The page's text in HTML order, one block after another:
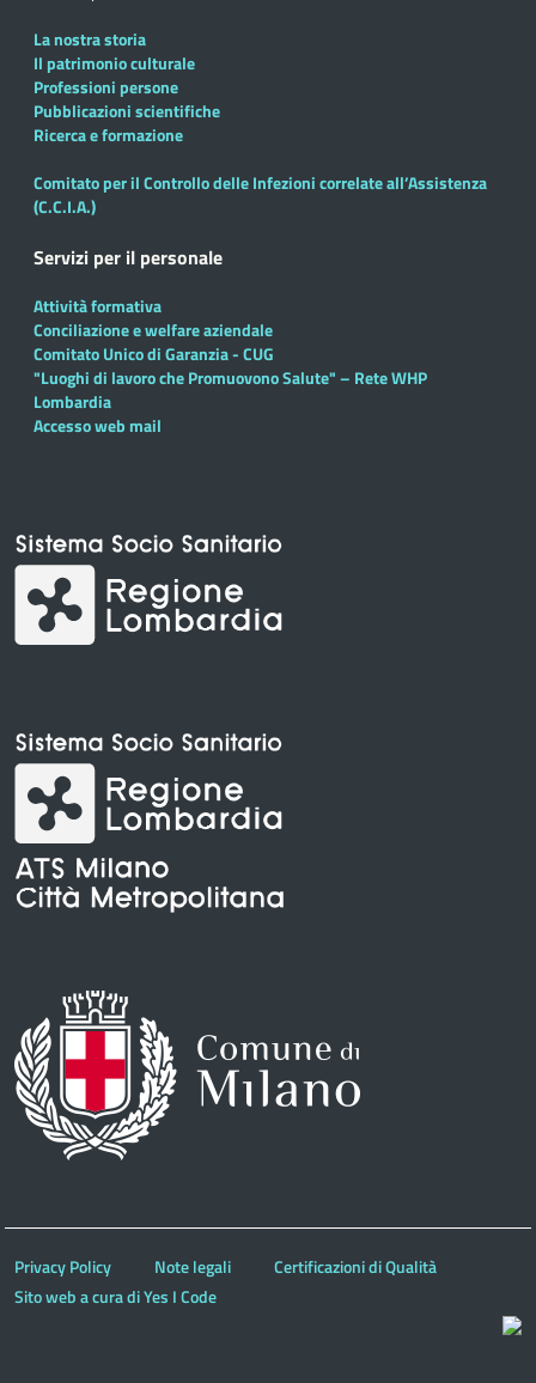
La nostra storia
Il patrimonio culturale
Professioni persone
Pubblicazioni scientifiche
Ricerca e formazione
Comitato per il Controllo delle Infezioni correlate all’Assistenza
(C.C.I.A.)
Servizi per il personale
Attività formativa
Conciliazione e welfare aziendale
Comitato Unico di Garanzia - CUG
"Luoghi di lavoro che Promuovono Salute" – Rete WHP
Lombardia
Accesso web mail
Privacy Policy Note legali
Certificazioni di Qualità
Sito web a cura di Yes I Code